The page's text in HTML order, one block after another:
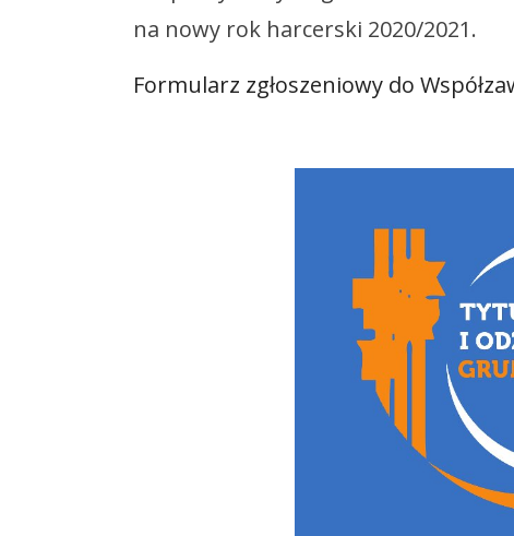
na nowy rok harcerski 2020/2021.
Formularz zgłoszeniowy do